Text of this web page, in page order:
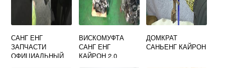
САНГ ЕНГ
ЗАПЧАСТИ
ОФИЦИАЛЬНЫЙ
ВИСКОМУФТА
САНГ ЕНГ
КАЙРОН 2.0
ДОМКРАТ
САНЬЕНГ КАЙРОН